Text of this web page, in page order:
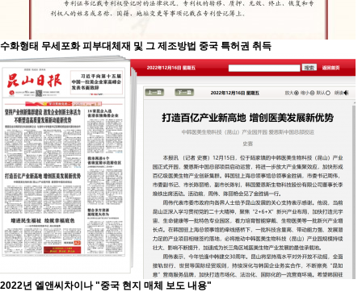
수화형태 무세포화 피부대체재 및 그 제조방법 중국 특허권 취득
2022년 엘앤씨차이나 "중국 현지 매체 보도 내용"